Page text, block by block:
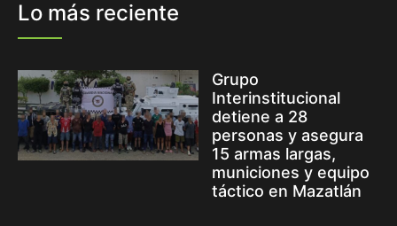
Lo más reciente
Grupo
Interinstitucional
detiene a 28
personas y asegura
15 armas largas,
municiones y equipo
táctico en Mazatlán